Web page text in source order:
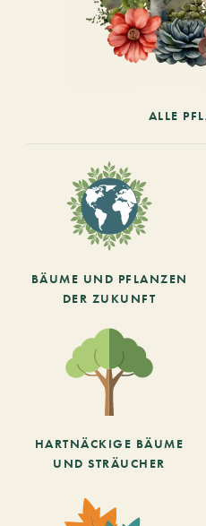
ALLE
BÄUME UND PFLANZEN
DER ZUKUNFT
HARTNÄCKIGE BÄUME
UND STRÄUCHER